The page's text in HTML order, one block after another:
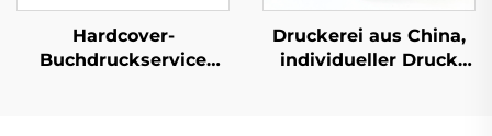
Hardcover-
Buchdruckservice
Druckerei aus China,
individueller Druck